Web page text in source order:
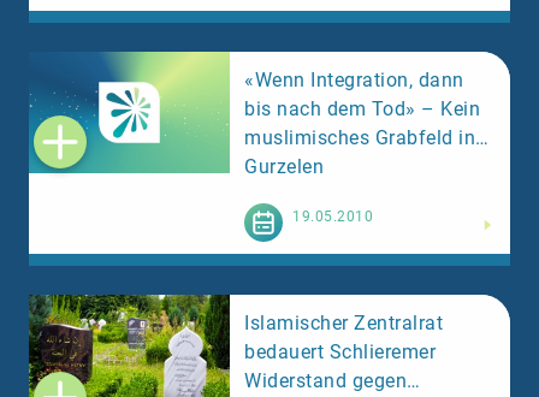
«Wenn Integration, dann
bis nach dem Tod» – Kein
muslimisches Grabfeld in
Gurzelen
19.05.2010
Islamischer Zentralrat
bedauert Schlieremer
Widerstand gegen